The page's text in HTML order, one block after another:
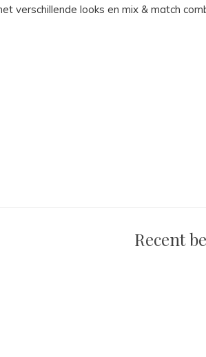
verschillende looks en mix & match
Recent